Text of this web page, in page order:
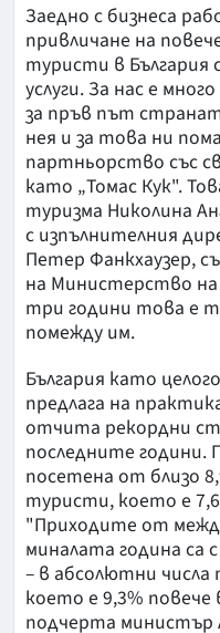
Заедно с бизнеса
привличане на
туристи в България
услуги. За нас е
за пръв път
нея и за това ни
партньорство със
като „Томас Кук".
туризма Николина
с изпълнителния
Петер Фанкхаузер,
на Министерство
три години това е
помежду им.
България като
предлага на
отчита рекордни
последните години.
посетена от близо
туристи, което е
"Приходите от
миналата година са
– в абсолютни числа
което е 9,3% повече
подчерта министър